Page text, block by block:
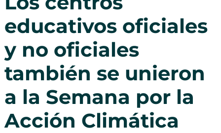
educativos oficiales
y no oficiales
también se unieron
a la Semana por la
Acción Climática